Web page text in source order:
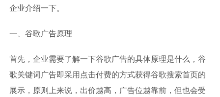
企业介绍一下。
一、谷歌广告原理
首先，企业需要了解一下谷歌广告的具体原理是什么，谷
歌关键词广告即采用点击付费的方式获得谷歌搜索首页的
展示，原则上来说，出价越高，广告位越靠前，但也会受